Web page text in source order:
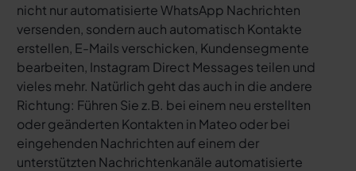
nicht nur automatisierte WhatsApp Nachrichten
versenden, sondern auch automatisch Kontakte
erstellen, E-Mails verschicken, Kundensegmente
bearbeiten, Instagram Direct Messages teilen und
vieles mehr. Natürlich geht das auch in die andere
Richtung: Führen Sie z.B. bei einem neu erstellten
oder geänderten Kontakten in Mateo oder bei
eingehenden Nachrichten auf einem der
unterstützten Nachrichtenkanäle automatisierte